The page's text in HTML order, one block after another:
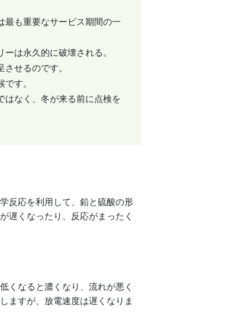
最も重要なサービス期間の一
は永久的に破壊される。
せるのです。
す。
はなく、冬が来る前に点検を
反応を利用して、鉛と硫酸の形
遅くなったり、反応がまったく
くなると濃くなり、流れが悪く
ますが、放電速度は遅くなりま